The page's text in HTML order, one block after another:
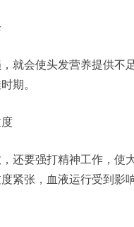
会使头发营养提供不
期。
要强打精神工作，使
紧张，血液运行受到